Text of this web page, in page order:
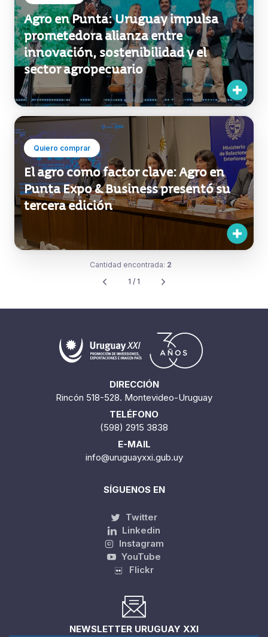
Agro en Punta: Uruguay impulsa
prometedora alianza entre
innovación, sostenibilidad y el
sector agropecuario
Quiero comprar
El agro como factor clave: Agro en
Punta Expo & Business presentó su
tercera edición
Cantidad encontrada: 2
1 / 1
DIRECCIÓN
Rincón 518-528. Montevideo-Uruguay
TELÉFONO
(598) 2915 3838
E-MAIL
info@uruguayxxi.gub.uy
SÍGUENOS EN
Twitter
Linkedin
Instagram
YouTube
Flickr
NEWSLETTER URUGUAY XXI